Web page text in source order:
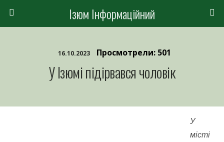
Ізюм Інформаційний
16.10.2023 Просмотрели: 501
У Ізюмі підірвався чоловік
У
місті